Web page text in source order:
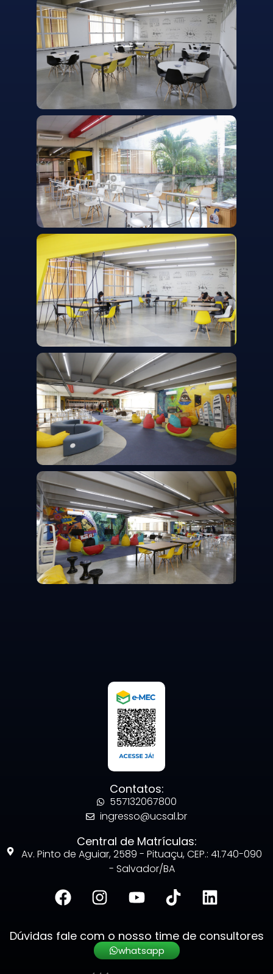
Contatos:
557132067800
ingresso@ucsal.br
Central de Matrículas:
Av. Pinto de Aguiar, 2589 - Pituaçu, CEP.: 41.740-090
- Salvador/BA
Dúvidas fale com o nosso time de consultores
whatsapp